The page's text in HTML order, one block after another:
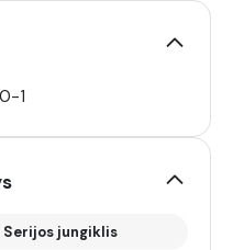
1
Serijos jungiklis